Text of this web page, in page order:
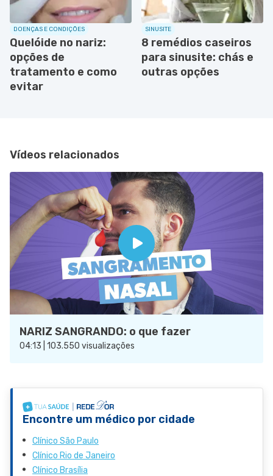
DOENÇAS E CONDIÇÕES
Quelóide no nariz:
opções de
tratamento e como
evitar
SINUSITE
8 remédios caseiros
para sinusite: chás e
outras opções
Vídeos relacionados
NARIZ SANGRANDO: o que fazer
04:13 | 103.550 visualizações
Encontre um médico por cidade
Clínico São Paulo
Clínico Rio de Janeiro
Clínico Brasília